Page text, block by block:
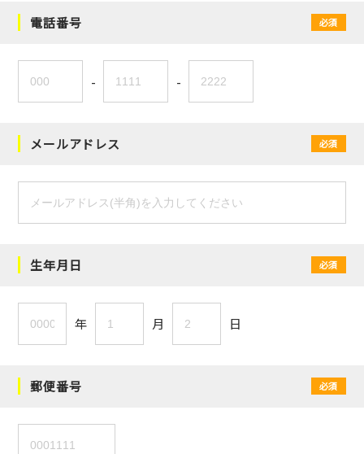
電話番号 必須
- -
メールアドレス 必須
生年月日 必須
年 月 日
郵便番号 必須